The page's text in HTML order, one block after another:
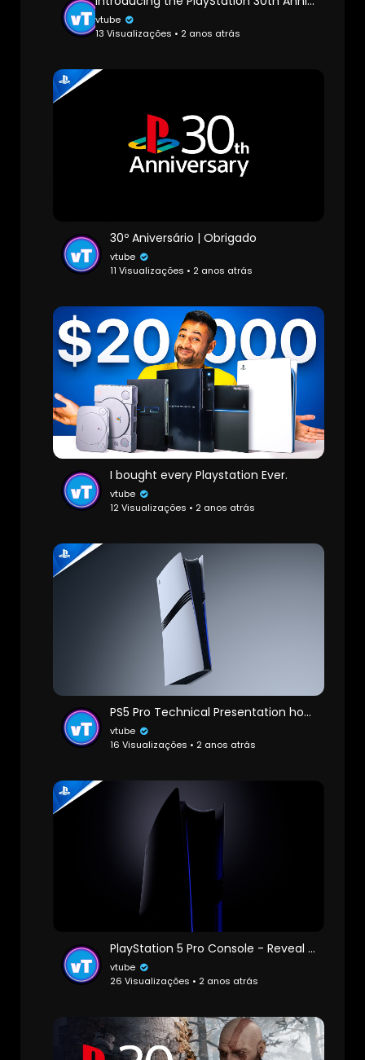
vtube
13 Visualizações • 2 anos atrás
30º Aniversário | Obrigado
vtube
11 Visualizações • 2 anos atrás
I bought every Playstation Ever.
vtube
12 Visualizações • 2 anos atrás
PS5 Pro Technical Presentation hosted by Mark Cerny
vtube
16 Visualizações • 2 anos atrás
PlayStation 5 Pro Console - Reveal Trailer
vtube
26 Visualizações • 2 anos atrás